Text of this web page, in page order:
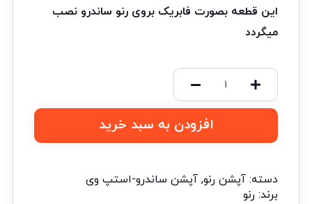
این قطعه بصورت فابریک بروی رنو ساندرو نصب
میگردد
افزودن به سبد خرید
دسته: آپشن رنو, آپشن ساندرو-استپ وی
برند: رنو